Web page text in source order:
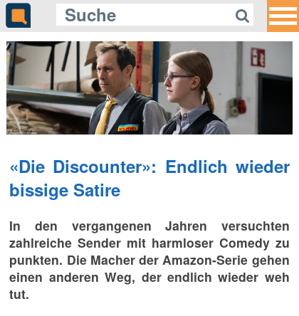
«Die Discounter»: Endlich wieder
bissige Satire
In den vergangenen Jahren versuchten
zahlreiche Sender mit harmloser Comedy zu
punkten. Die Macher der Amazon-Serie gehen
einen anderen Weg, der endlich wieder weh
tut.